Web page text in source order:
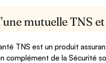
mutuelle TNS
TNS est un produit
complément de la Sécurité